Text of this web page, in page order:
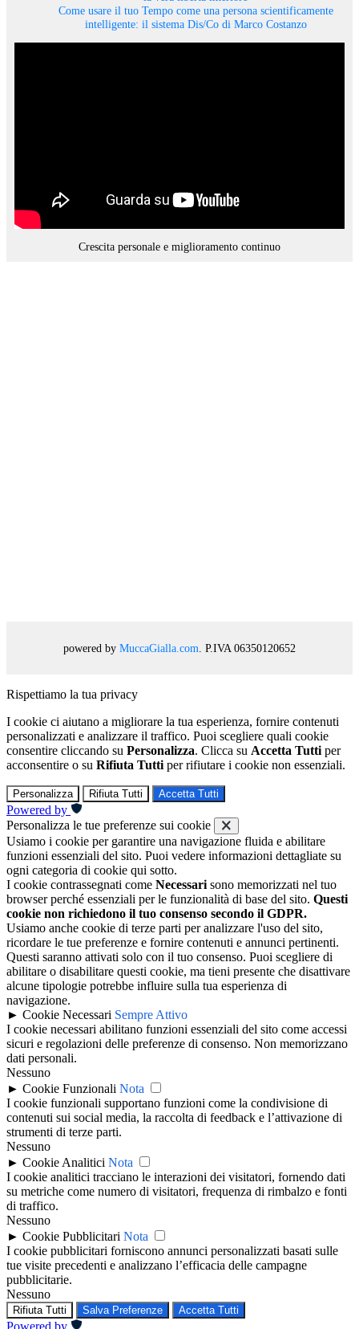
Come usare il tuo Tempo come una persona scientificamente
intelligente: il sistema Dis/Co di Marco Costanzo
Crescita personale e miglioramento continuo
powered by MuccaGialla.com . P.IVA 06350120652
Rispettiamo la tua privacy
I cookie ci aiutano a migliorare la tua esperienza, fornire contenuti
personalizzati e analizzare il traffico. Puoi scegliere quali cookie
consentire cliccando su Personalizza. Clicca su Accetta Tutti per
acconsentire o su Rifiuta Tutti per rifiutare i cookie non essenziali.
Personalizza Rifiuta Tutti Accetta Tutti
Powered by
Personalizza le tue preferenze sui cookie
Usiamo i cookie per garantire una navigazione fluida e abilitare
funzioni essenziali del sito. Puoi vedere informazioni dettagliate su
ogni categoria di cookie qui sotto.
I cookie contrassegnati come Necessari sono memorizzati nel tuo
browser perché essenziali per le funzionalità di base del sito. Questi
cookie non richiedono il tuo consenso secondo il GDPR.
Usiamo anche cookie di terze parti per analizzare l'uso del sito,
ricordare le tue preferenze e fornire contenuti e annunci pertinenti.
Questi saranno attivati solo con il tuo consenso. Puoi scegliere di
abilitare o disabilitare questi cookie, ma tieni presente che disattivare
alcune tipologie potrebbe influire sulla tua esperienza di
navigazione.
► Cookie Necessari Sempre Attivo
I cookie necessari abilitano funzioni essenziali del sito come accessi
sicuri e regolazioni delle preferenze di consenso. Non memorizzano
dati personali.
Nessuno
► Cookie Funzionali Nota
I cookie funzionali supportano funzioni come la condivisione di
contenuti sui social media, la raccolta di feedback e l’attivazione di
strumenti di terze parti.
Nessuno
► Cookie Analitici Nota
I cookie analitici tracciano le interazioni dei visitatori, fornendo dati
su metriche come numero di visitatori, frequenza di rimbalzo e fonti
di traffico.
Nessuno
► Cookie Pubblicitari Nota
I cookie pubblicitari forniscono annunci personalizzati basati sulle
tue visite precedenti e analizzano l’efficacia delle campagne
pubblicitarie.
Nessuno
Rifiuta Tutti Salva Preferenze Accetta Tutti